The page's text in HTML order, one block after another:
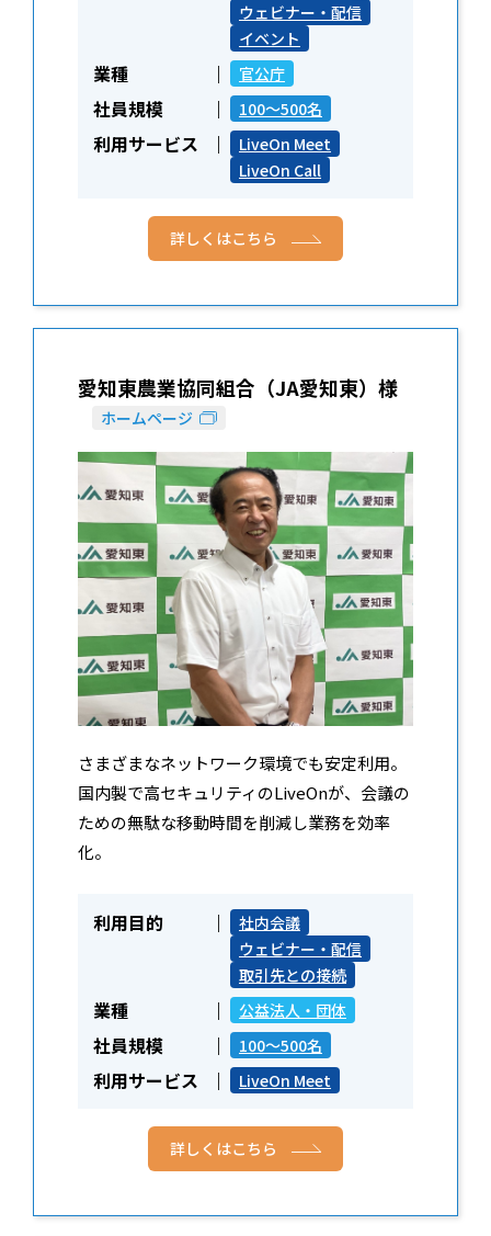
ウェビナー・配信
イベント
業種 官公庁
社員規模 100～500名
利用サービス
LiveOn Meet
LiveOn Call
詳しくはこちら
愛知東農業協同組合（JA愛知東）様
ホームページ
さまざまなネットワーク環境でも安定利用。
国内製で高セキュリティのLiveOnが、会議の
ための無駄な移動時間を削減し業務を効率
化。
利用目的
社内会議
ウェビナー・配信
取引先との接続
業種 公益法人・団体
社員規模 100～500名
利用サービス LiveOn Meet
詳しくはこちら